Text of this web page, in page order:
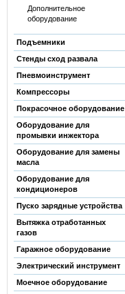
Дополнительное
оборудование
Подъемники
Стенды сход развала
Пневмоинструмент
Компрессоры
Покрасочное оборудование
Оборудование для
промывки инжектора
Оборудование для замены
масла
Оборудование для
кондиционеров
Пуско зарядные устройства
Вытяжка отработанных
газов
Гаражное оборудование
Электрический инструмент
Моечное оборудование